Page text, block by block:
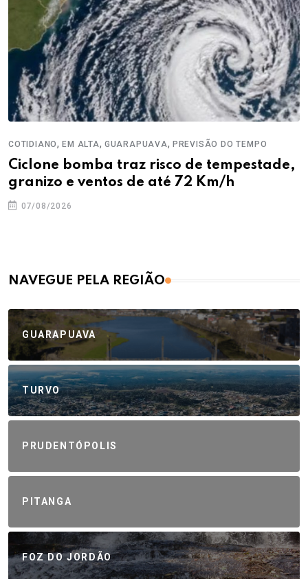
COTIDIANO,EM ALTA, GUARAPUAVA, PREVISÃO DO TEMPO
Ciclone bomba traz risco de tempestade,
granizo e ventos de até 72 Km/h
07/08/2026
NAVEGUE PELA REGIÃO
GUARAPUAVA
TURVO
PRUDENTÓPOLIS
PITANGA
FOZ DO JORDÃO